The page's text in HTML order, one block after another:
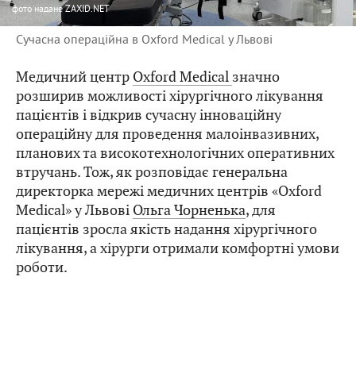
фото надане ZAXID.NET
Сучасна операційна в Oxford Medical у Львові
Медичний центр Oxford Medical значно
розширив можливості хірургічного лікування
пацієнтів і відкрив сучасну інноваційну
операційну для проведення малоінвазивних,
планових та високотехнологічних оперативних
втручань. Тож, як розповідає генеральна
директорка мережі медичних центрів «Oxford
Medical» у Львові Ольга Чорненька, для
пацієнтів зросла якість надання хірургічного
лікування, а хірурги отримали комфортні умови
роботи.